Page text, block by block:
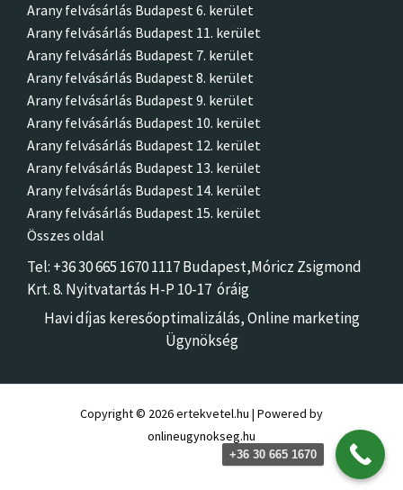
Arany felvásárlás Budapest 6. kerület
Arany felvásárlás Budapest 11. kerület
Arany felvásárlás Budapest 7. kerület
Arany felvásárlás Budapest 8. kerület
Arany felvásárlás Budapest 9. kerület
Arany felvásárlás Budapest 10. kerület
Arany felvásárlás Budapest 12. kerület
Arany felvásárlás Budapest 13. kerület
Arany felvásárlás Budapest 14. kerület
Arany felvásárlás Budapest 15. kerület
Összes oldal
Tel: +36 30 665 1670 1117 Budapest,Móricz Zsigmond
Krt. 8. Nyitvatartás H-P 10-17 óráig
Havi díjas keresőoptimalizálás,Online marketing
Ügynökség
Copyright © 2026 ertekvetel.hu | Powered by
onlineugynokseg.hu
+36 30 665 1670